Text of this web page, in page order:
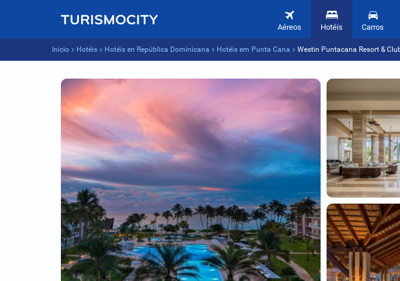
Aéreos Hotéis Carros
Inicio Hotéis Hotéis en República Dominicana Hotéis em Punta Cana Westin Puntacana Resort &